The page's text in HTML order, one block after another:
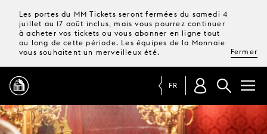
Les portes du MM Tickets seront fermées du samedi 4
juillet au 17 août inclus, mais vous pourrez continuer
à acheter vos tickets ou vous abonner en ligne tout
au long de cette période. Les équipes de la Monnaie
vous souhaitent un merveilleux été.
Fermer
PROGRAMME
FR